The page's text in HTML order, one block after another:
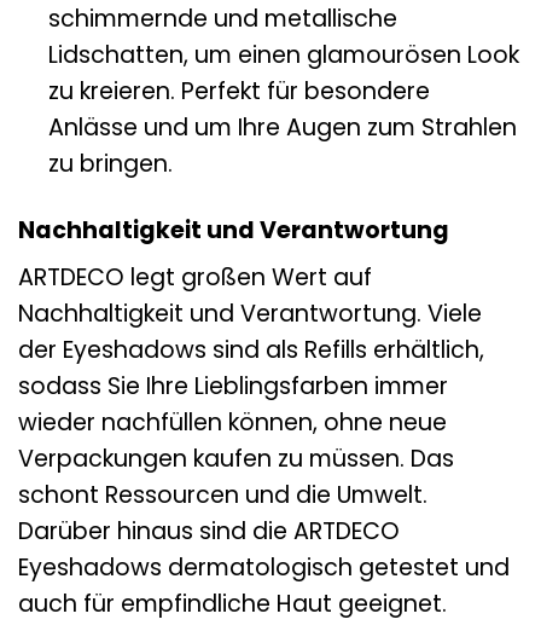
schimmernde und metallische
Lidschatten, um einen glamourösen Look
zu kreieren. Perfekt für besondere
Anlässe und um Ihre Augen zum Strahlen
zu bringen.
Nachhaltigkeit und Verantwortung
ARTDECO legt großen Wert auf
Nachhaltigkeit und Verantwortung. Viele
der Eyeshadows sind als Refills erhältlich,
sodass Sie Ihre Lieblingsfarben immer
wieder nachfüllen können, ohne neue
Verpackungen kaufen zu müssen. Das
schont Ressourcen und die Umwelt.
Darüber hinaus sind die ARTDECO
Eyeshadows dermatologisch getestet und
auch für empfindliche Haut geeignet.